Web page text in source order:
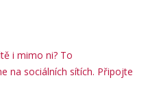
i mimo ni? To
na sociálních sítích. Připojte